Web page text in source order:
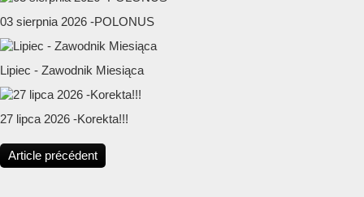
03 sierpnia 2026 -POLONUS
Lipiec - Zawodnik Miesiąca
27 lipca 2026 -Korekta!!!
Article précédent